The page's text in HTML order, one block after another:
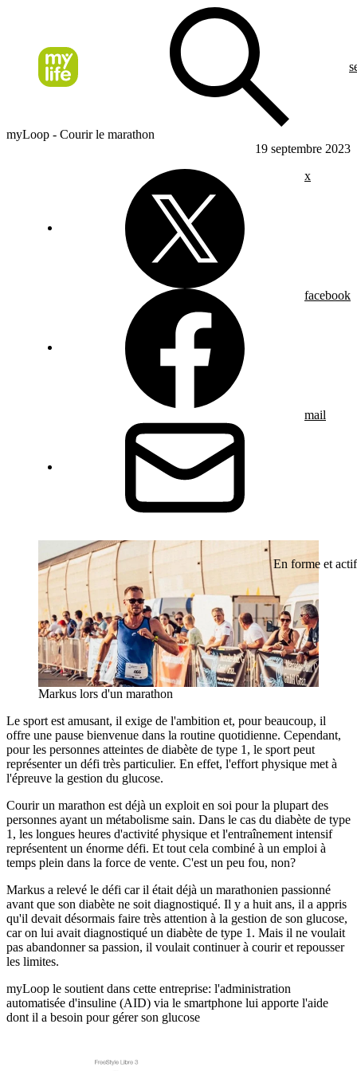
myLoop - Courir le marathon
19 septembre 2023
x
facebook
mail
En forme et actif
Markus lors d'un marathon
Le sport est amusant, il exige de l'ambition et, pour beaucoup, il
offre une pause bienvenue dans la routine quotidienne. Cependant,
pour les personnes atteintes de diabète de type 1, le sport peut
représenter un défi très particulier. En effet, l'effort physique met à
l'épreuve la gestion du glucose.
Courir un marathon est déjà un exploit en soi pour la plupart des
personnes ayant un métabolisme sain. Dans le cas du diabète de type
1, les longues heures d'activité physique et l'entraînement intensif
représentent un énorme défi. Et tout cela combiné à un emploi à
temps plein dans la force de vente. C'est un peu fou, non?
Markus a relevé le défi car il était déjà un marathonien passionné
avant que son diabète ne soit diagnostiqué. Il y a huit ans, il a appris
qu'il devait désormais faire très attention à la gestion de son glucose,
car on lui avait diagnostiqué un diabète de type 1. Mais il ne voulait
pas abandonner sa passion, il voulait continuer à courir et repousser
les limites.
myLoop le soutient dans cette entreprise: l'administration
automatisée d'insuline (AID) via le smartphone lui apporte l'aide
dont il a besoin pour gérer son glucose